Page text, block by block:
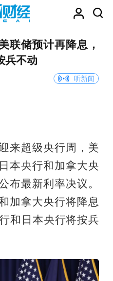
联储预计再降息，
兵不动
听新闻
来超级央行周，美
本央行和加拿大央
布最新利率决议。
加拿大央行将降息
和日本央行将按兵